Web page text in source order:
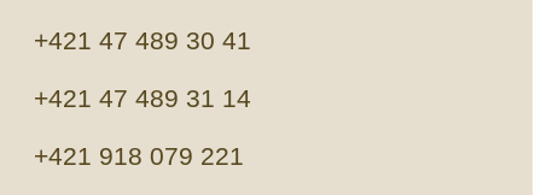
+421 47 489 30 41
+421 47 489 31 14
+421 918 079 221